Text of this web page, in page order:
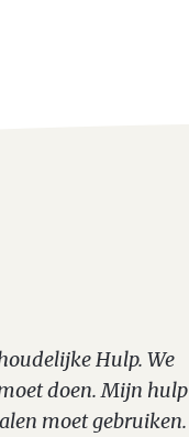
Hulp. We
doen. Mijn hulp
moet gebruiken.